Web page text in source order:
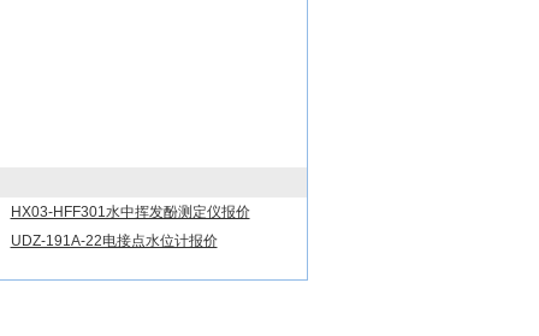
HX03-HFF301水中挥发酚测定仪报价
UDZ-191A-22电接点水位计报价